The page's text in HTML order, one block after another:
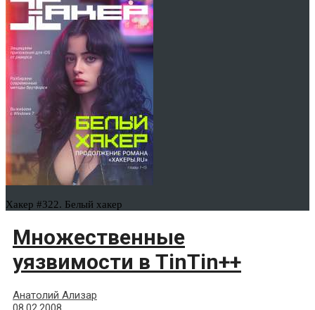
Хакер #322. Белый хакер
Множественные
уязвимости в TinTin++
Анатолий Ализар